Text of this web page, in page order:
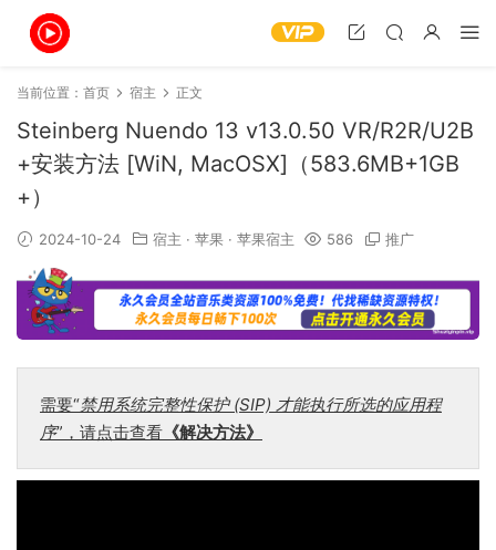
当前位置： 首页 宿主 正文
Steinberg Nuendo 13 v13.0.50 VR/R2R/U2B
+安装方法 [WiN, MacOSX]（583.6MB+1GB
+）
2024-10-24 宿主 · 苹果 · 苹果宿主 586 推广
需要“禁用系统完整性保护 (SIP) 才能执行所选的应用程
序”，请点击查看 《解决方法》